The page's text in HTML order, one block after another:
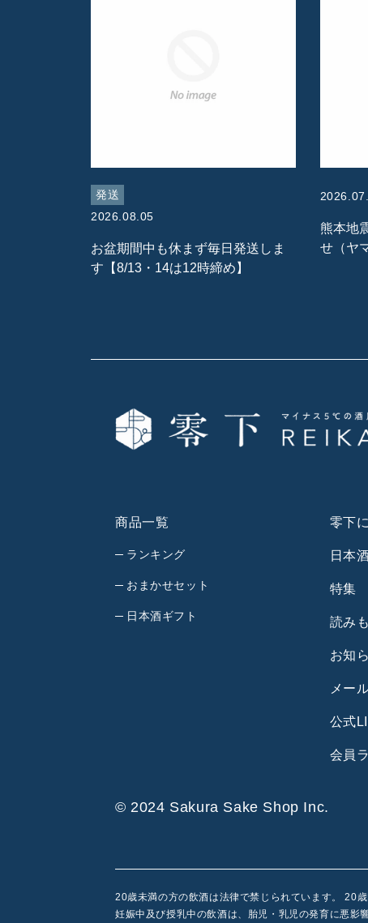
発送
2026.08.05
お盆期間中も休まず毎日発送しま
す【8/13・14は12時締め】
熊本地
せ（ヤ
商品一覧
ランキング
おまかせセット
日本酒ギフト
零下
日本
特集
読み
お知
メー
公式
会員
© 2024 Sakura Sake Shop Inc.
20歳未満の方の飲酒は法律で禁じられています。 20
妊娠中及び授乳中の飲酒は、胎児・乳児の発育に悪影